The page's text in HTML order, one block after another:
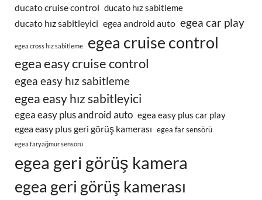
ducato cruise control ducato hız sabitleme
ducato hız sabitleyici egea android auto egea car play
egea cross hız sabitleme egea cruise control
egea easy cruise control
egea easy hız sabitleme
egea easy hız sabitleyici
egea easy plus android auto egea easy plus car play
egea easy plus geri görüş kamerası egea far sensörü
egea faryağmur sensörü
egea geri görüş kamera
egea geri görüş kamerası